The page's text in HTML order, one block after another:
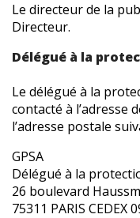
Le directeur de la
Directeur.
Délégué à la
Le délégué à la
contacté à l’adresse
l’adresse postale
GPSA
Délégué à la
26 boulevard
75311 PARIS CEDEX